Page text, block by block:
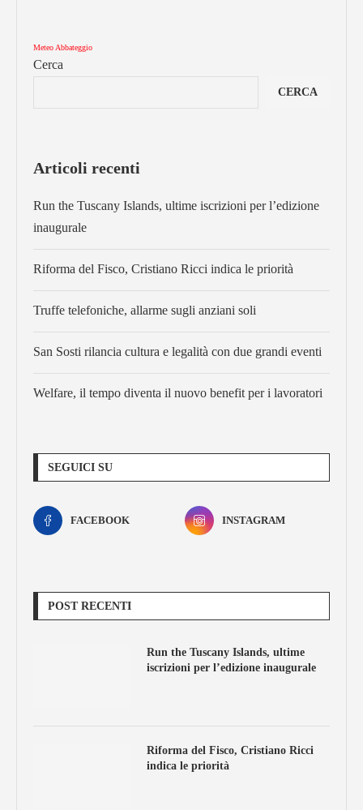
Meteo Abbateggio
Cerca
CERCA
Articoli recenti
Run the Tuscany Islands, ultime iscrizioni per l’edizione
inaugurale
Riforma del Fisco, Cristiano Ricci indica le priorità
Truffe telefoniche, allarme sugli anziani soli
San Sosti rilancia cultura e legalità con due grandi eventi
Welfare, il tempo diventa il nuovo benefit per i lavoratori
SEGUICI SU
FACEBOOK INSTAGRAM
POST RECENTI
Run the Tuscany Islands, ultime
iscrizioni per l’edizione inaugurale
Riforma del Fisco, Cristiano Ricci
indica le priorità